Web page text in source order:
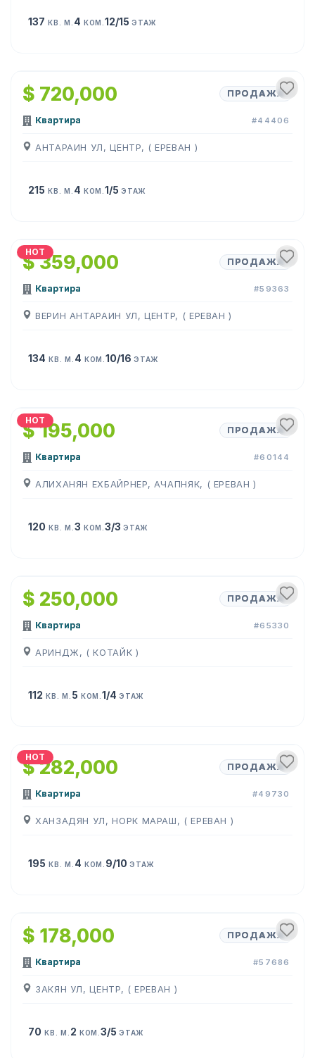
137 КВ. М. 4 КОМ.12/15ЭТАЖ
$ 720,000 ПРОДАЖА
Квартира #44406
АНТАРАИН УЛ, ЦЕНТР, ( ЕРЕВАН )
215 КВ. М. 4 КОМ.1/5ЭТАЖ
HOT
$ 359,000 ПРОДАЖА
Квартира #59363
ВЕРИН АНТАРАИН УЛ, ЦЕНТР, ( ЕРЕВАН )
134 КВ. М. 4 КОМ.10/16ЭТАЖ
HOT
$ 195,000 ПРОДАЖА
Квартира #60144
АЛИХАНЯН ЕХБАЙРНЕР, АЧАПНЯК, ( ЕРЕВАН )
120 КВ. М. 3 КОМ.3/3ЭТАЖ
$ 250,000 ПРОДАЖА
Квартира #65330
АРИНДЖ, ( КОТАЙК )
112 КВ. М. 5 КОМ.1/4ЭТАЖ
HOT
$ 282,000 ПРОДАЖА
Квартира #49730
ХАНЗАДЯН УЛ, НОРК МАРАШ, ( ЕРЕВАН )
195 КВ. М. 4 КОМ. 9/10ЭТАЖ
$ 178,000 ПРОДАЖА
Квартира #57686
ЗАКЯН УЛ, ЦЕНТР, ( ЕРЕВАН )
70 КВ. М. 2 КОМ.3/5ЭТАЖ